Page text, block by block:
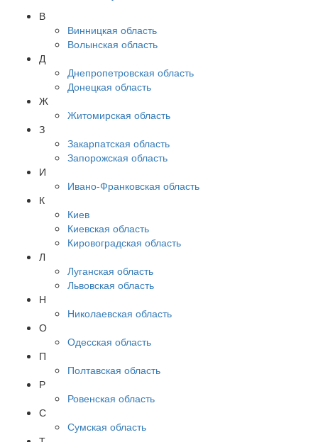
В
Винницкая область
Волынская область
Д
Днепропетровская область
Донецкая область
Ж
Житомирская область
З
Закарпатская область
Запорожская область
И
Ивано-Франковская область
К
Киев
Киевская область
Кировоградская область
Л
Луганская область
Львовская область
Н
Николаевская область
О
Одесская область
П
Полтавская область
Р
Ровенская область
С
Сумская область